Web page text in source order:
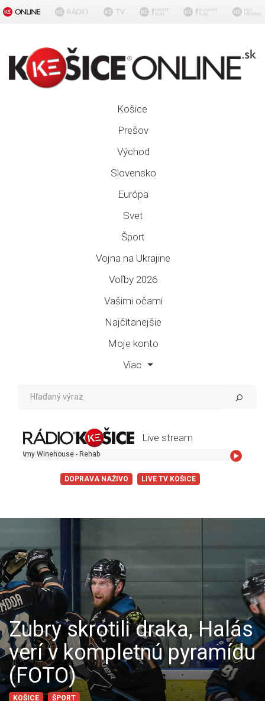
Košice
Prešov
Východ
Slovensko
Európa
Svet
Šport
Vojna na Ukrajine
Voľby 2026
Vašimi očami
Najčítanejšie
Moje konto
Viac
Live stream
- Rehab
DOPRAVA NAŽIVO LIVE TV KOŠICE
Zubry skrotili draka, Halás
verí v kompletnú pyramídu
(FOTO)
KOŠICE ŠPORT